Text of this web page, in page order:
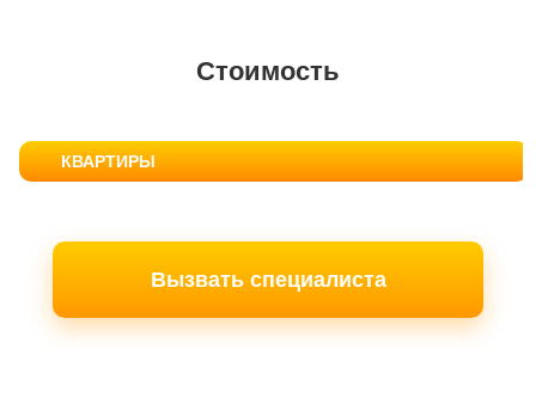
Стоимость
КВАРТИРЫ
Вызвать специалиста